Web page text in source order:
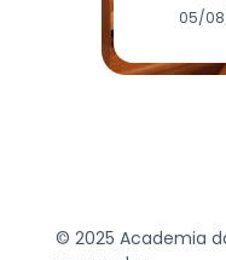
05/
© 2025 Academia